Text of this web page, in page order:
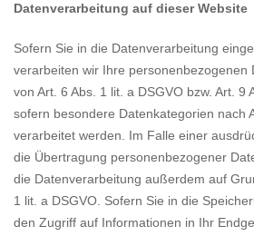
Datenverarbeitung auf dieser Website
Sofern Sie in die Datenverarbeitung
verarbeiten wir Ihre personenbezogenen
von Art. 6 Abs. 1 lit. a DSGVO bzw. Art. 9
sofern besondere Datenkategorien nach
verarbeitet werden. Im Falle einer
die Übertragung personenbezogener
die Datenverarbeitung außerdem auf
1 lit. a DSGVO. Sofern Sie in die
den Zugriff auf Informationen in Ihr